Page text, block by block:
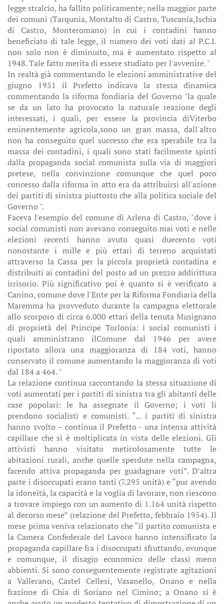
legge stralcio, ha fallito politicamente; nella maggior parte
dei comuni (Tarqunia, Montalto di Castro, Tuscania,Ischia
di Castro, Monteromano) in cui i contadini hanno
beneficiato di tale legge, il numero dei voti dati al P.C.I.
non solo non è diminuito, ma è aumentato rispetto al
1948. Tale fatto merita di essere studiato per l'avvenire. "
In realtà già commentando le elezioni amministrative del
giugno 1951 il Prefetto indicava la stessa dinamica
commentando la riforma fondiaria del Governo "la quale
se da un lato ha provocato la naturale reazione degli
interessati, i quali, per essere la provincia diViterbo
eminentemente agricola,sono un gran massa, dall'altro
non ha conseguito quel successo che era sperabile tra la
massa dei contadini, i quali sono stati facilmente spinti
dalla propaganda social comunista sulla via di maggiori
pretese, nella convinzione comunque che quel poco
concesso dalla riforma in atto era da attribuirsi all'azione
dei partiti di sinistra piuttosto che alla politica sociale del
Governo ".
Faceva l'esempio del comune di Arlena di Castro, "dove i
social comunisti non avevano conseguito mai voti e nelle
elezioni recenti hanno avuto quasi duecento voti
nonostante i mille e più ettari di terreno acquistati
attraverso la Cassa per la piccola proprietà contadina e
distribuiti ai contadini del posto ad un prezzo addirittura
irrisorio. Più significativo poi è quanto si è verificato a
Canino, comune dove l'Ente per la Riforma Fondiaria della
Maremma ha provveduto durante la campagna elettorale
allo scorporo di circa 6.000 ettari della tenuta Musignano
di proprietà del Principe Torlonia: i social comunisti i
quali amministrano ilComune dal 1946 per avere
riportato allora una maggioranza di 184 voti, hanno
conservato il comune aumentando la maggioranza di voti
dal 184 a 464. "
La relazione continua raccontando la stessa situazione di
voti aumentati per i partiti di sinistra tra gli abitanti delle
case popolari: le ha assegnate il Governo; i voti li
prendono socialisti e comunisti. “... i partiti di sinistra
hanno svolto – continua il Prefetto - una intensa attività
capillare che si è moltiplicata in vista delle elezioni. Gli
attivisti hanno visitato meticolosamente tutte le
abitazioni rurali, anche quelle sperdute nella campagna,
facendo attiva propaganda per guadagnare voti”. D’altra
parte i disoccupati erano tanti (7.295 unità) e “pur avendo
la idoneità, la capacità e la voglia di lavorare, non riescono
a trovare impiego con un aumento di 1.164 unità rispetto
al decorso mese” (relazione del Prefetto, febbraio 1954). Il
mese prima veniva relazionato che “il partito comunista e
la Camera Confederale del Lavoro hanno intensificato la
propaganda capillare fra i disoccupati sfruttando, ovunque
e comunque, il disagio economico delle classi meno
abbienti. Si sono conseguentemente registrate agitazioni
a Vallerano, Castel Cellesi, Vasanello, Onano e nella
frazione di Chia di Soriano nel Cimino; a Onano si è